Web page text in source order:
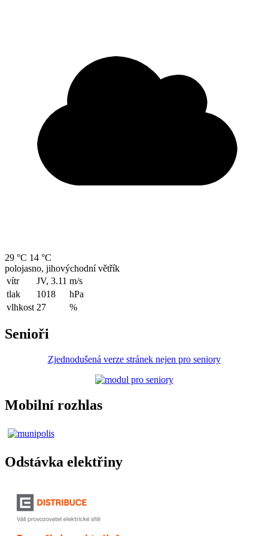
29 °C 14 °C
polojasno, jihovýchodní větřík
vítr
JV, 3.11 m/s
tlak
1018
hPa
vlhkost 27 %
Senioři
Zjednodušená verze stránek nejen pro seniory
Mobilní rozhlas
Odstávka elektřiny